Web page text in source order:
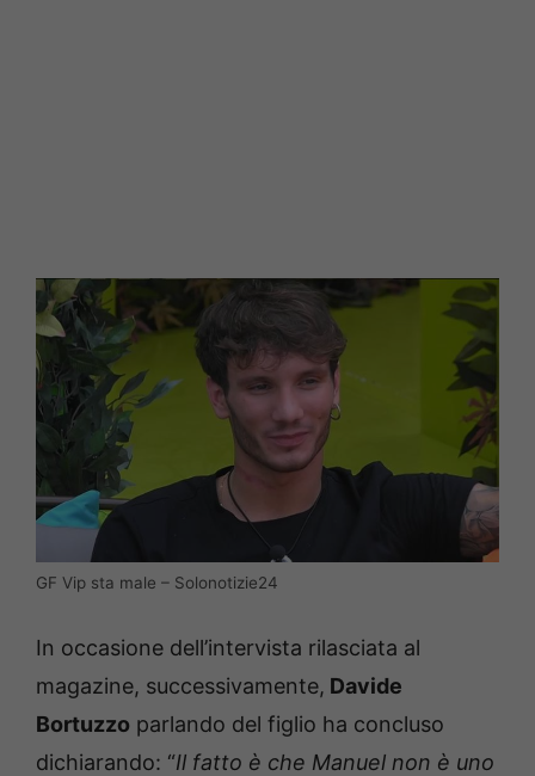
GF Vip sta male – Solonotizie24
In occasione dell’intervista rilasciata al
magazine, successivamente, Davide
Bortuzzo parlando del figlio ha concluso
dichiarando: “Il fatto è che Manuel non è uno